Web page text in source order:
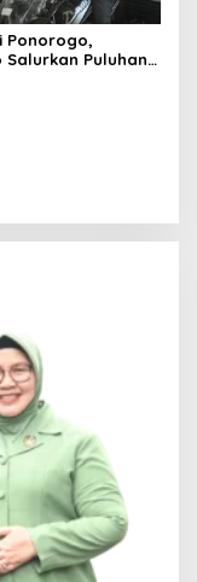
Ponorogo,
Salurkan Puluhan